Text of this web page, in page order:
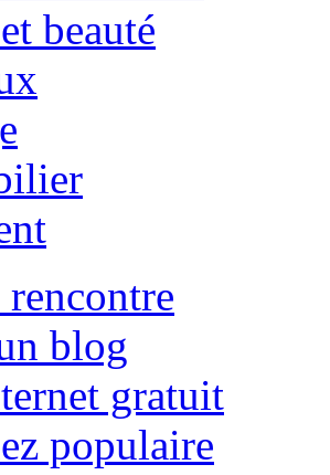
beauté
rencontre
blog
gratuit
populaire